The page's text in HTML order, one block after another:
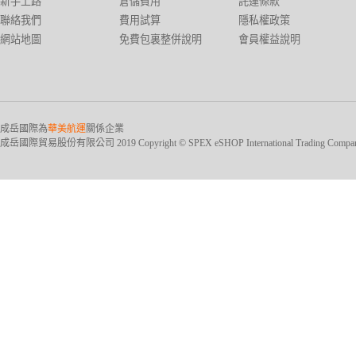
聯絡我們
網站地圖
費用試算
免費包裏整併說明
隱私權政策
會員權益說明
成岳國際為華美航運關係企業
成岳國際貿易股份有限公司 2019 Copyright © SPEX eSHOP International Trading